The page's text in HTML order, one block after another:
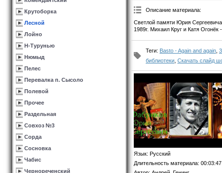
Крутоборка
Лесной
Лойно
Н-Турунью
Нюмыд
Пелес
Перевалка п. Сысоло
Полевой
Прочее
Раздельная
Совхоз №3
Сорда
Сосновка
Чабис
Чернореченский
Описание материала:
Светлой памяти Юрия
1989г. Михаил Круг и Катя
Теги: Basto - Again and again
библиотеки Скачать слайд
Язык: Русский
Длительность материала: 00:03:47